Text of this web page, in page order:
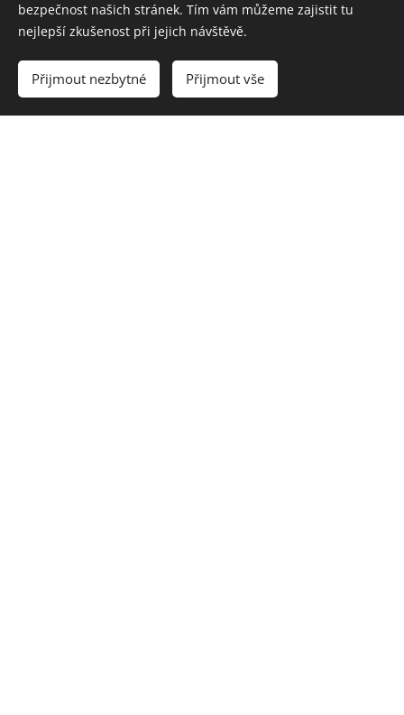
bezpečnost našich stránek. Tím vám můžeme zajistit tu
nejlepší zkušenost při jejich návštěvě.
Přijmout nezbytné Přijmout vše